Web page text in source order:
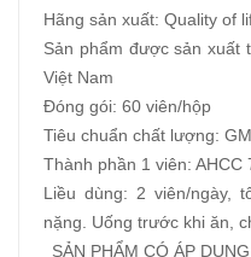
Hãng sản xuất: Quality of
Sản phẩm được sản xuất
Việt Nam
Đóng gói: 60 viên/hộp
Tiêu chuẩn chất lượng:
Thành phần 1 viên: AHCC
Liều dùng: 2 viên/ngày,
nặng. Uống trước khi ăn,
SẢN PHẨM CÓ ÁP